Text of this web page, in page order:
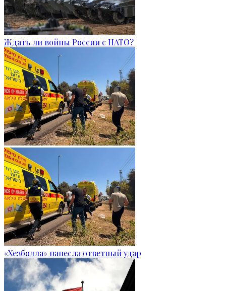
Ждать ли войны России с НАТО?
«Хезболла» нанесла ответный удар